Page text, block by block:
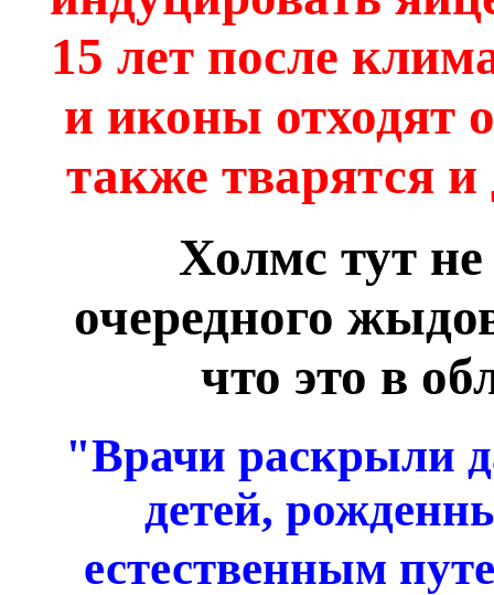
15 лет после
и иконы отходят
также тварятся и
Холмс тут
очередного
что это в
"Врачи раскрыли
детей,
естественным